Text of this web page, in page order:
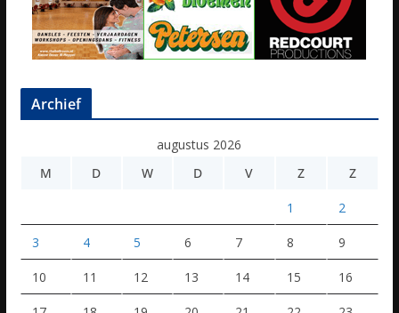
Archief
augustus 2026
M
D W D V Z Z
1 2
3 4 5 6 7 8 9
10 11 12 13 14 15 16